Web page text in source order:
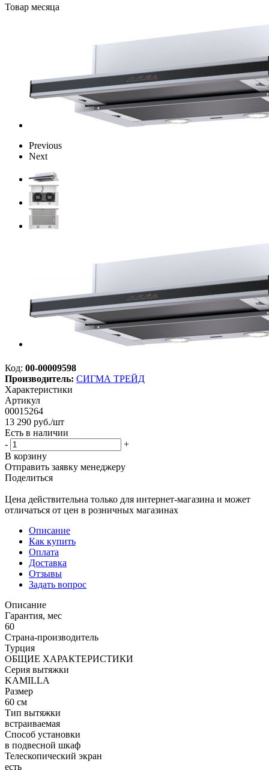
Товар месяца
Previous
Next
Код: 00-00009598
Производитель: СИГМА ТРЕЙД
Характеристики
Артикул
00015264
13 290 руб./шт
Есть в наличии
-
+
В корзину
Отправить заявку менеджеру
Поделиться
Цена действительна только для интернет-магазина и может
отличаться от цен в розничных магазинах
Описание
Как купить
Оплата
Доставка
Отзывы
Задать вопрос
Описание
Гарантия, мес
60
Страна-производитель
Турция
ОБЩИЕ ХАРАКТЕРИСТИКИ
Серия вытяжки
KAMILLA
Размер
60 см
Тип вытяжки
встраиваемая
Способ установки
в подвесной шкаф
Телескопический экран
есть